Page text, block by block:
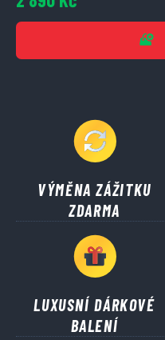
VÝMĚNA ZÁŽITKU
ZDARMA
LUXUSNÍ DÁRKOVÉ
BALENÍ